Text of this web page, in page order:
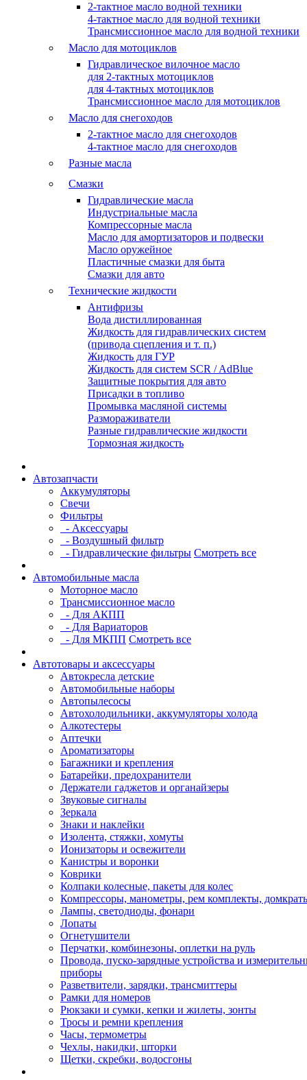
2-тактное масло водной техники
4-тактное масло для водной техники
Трансмиссионное масло для водной техники
Масло для мотоциклов
Гидравлическое вилочное масло
для 2-тактных мотоциклов
для 4-тактных мотоциклов
Трансмиссионное масло для мотоциклов
Масло для снегоходов
2-тактное масло для снегоходов
4-тактное масло для снегоходов
Разные масла
Смазки
Гидравлические масла
Индустриальные масла
Компрессорные масла
Масло для амортизаторов и подвески
Масло оружейное
Пластичные смазки для быта
Смазки для авто
Технические жидкости
Антифризы
Вода дистиллированная
Жидкость для гидравлических систем
(привода сцепления и т. п.)
Жидкость для ГУР
Жидкость для систем SCR / AdBlue
Защитные покрытия для авто
Присадки в топливо
Промывка масляной системы
Размораживатели
Разные гидравлические жидкости
Тормозная жидкость
Автозапчасти
Аккумуляторы
Свечи
Фильтры
- Аксессуары
- Воздушный фильтр
- Гидравлические фильтры Смотреть все
Автомобильные масла
Моторное масло
Трансмиссионное масло
- Для АКПП
- Для Вариаторов
- Для МКПП Смотреть все
Автотовары и аксессуары
Автокресла детские
Автомобильные наборы
Автопылесосы
Автохолодильники, аккумуляторы холода
Алкотестеры
Аптечки
Ароматизаторы
Багажники и крепления
Батарейки, предохранители
Держатели гаджетов и органайзеры
Звуковые сигналы
Зеркала
Знаки и наклейки
Изолента, стяжки, хомуты
Ионизаторы и освежители
Канистры и воронки
Коврики
Колпаки колесные, пакеты для колес
Компрессоры, манометры, рем комплекты,
Лампы, светодиоды, фонари
Лопаты
Огнетушители
Перчатки, комбинезоны, оплетки на руль
Провода, пуско-зарядные устройства и
приборы
Разветвители, зарядки, трансмиттеры
Рамки для номеров
Рюкзаки и сумки, кепки и жилеты, зонты
Тросы и ремни крепления
Часы, термометры
Чехлы, накидки, шторки
Щетки, скребки, водосгоны